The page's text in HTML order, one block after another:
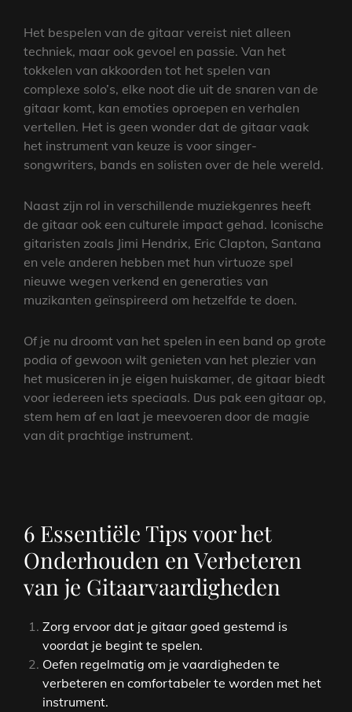
Het bespelen van de gitaar vereist niet alleen
techniek, maar ook gevoel en passie. Van het
tokkelen van akkoorden tot het spelen van
complexe solo’s, elke noot die uit de snaren van de
gitaar komt, kan emoties oproepen en verhalen
vertellen. Het is geen wonder dat de gitaar vaak
het instrument van keuze is voor singer-
songwriters, bands en solisten over de hele wereld.
Naast zijn rol in verschillende muziekgenres heeft
de gitaar ook een culturele impact gehad. Iconische
gitaristen zoals Jimi Hendrix, Eric Clapton, Santana
en vele anderen hebben met hun virtuoze spel
nieuwe wegen verkend en generaties van
muzikanten geïnspireerd om hetzelfde te doen.
Of je nu droomt van het spelen in een band op grote
podia of gewoon wilt genieten van het plezier van
het musiceren in je eigen huiskamer, de gitaar biedt
voor iedereen iets speciaals. Dus pak een gitaar op,
stem hem af en laat je meevoeren door de magie
van dit prachtige instrument.
6 Essentiële Tips voor het
Onderhouden en Verbeteren
van je Gitaarvaardigheden
Zorg ervoor dat je gitaar goed gestemd is
voordat je begint te spelen.
Oefen regelmatig om je vaardigheden te
verbeteren en comfortabeler te worden met het
instrument.